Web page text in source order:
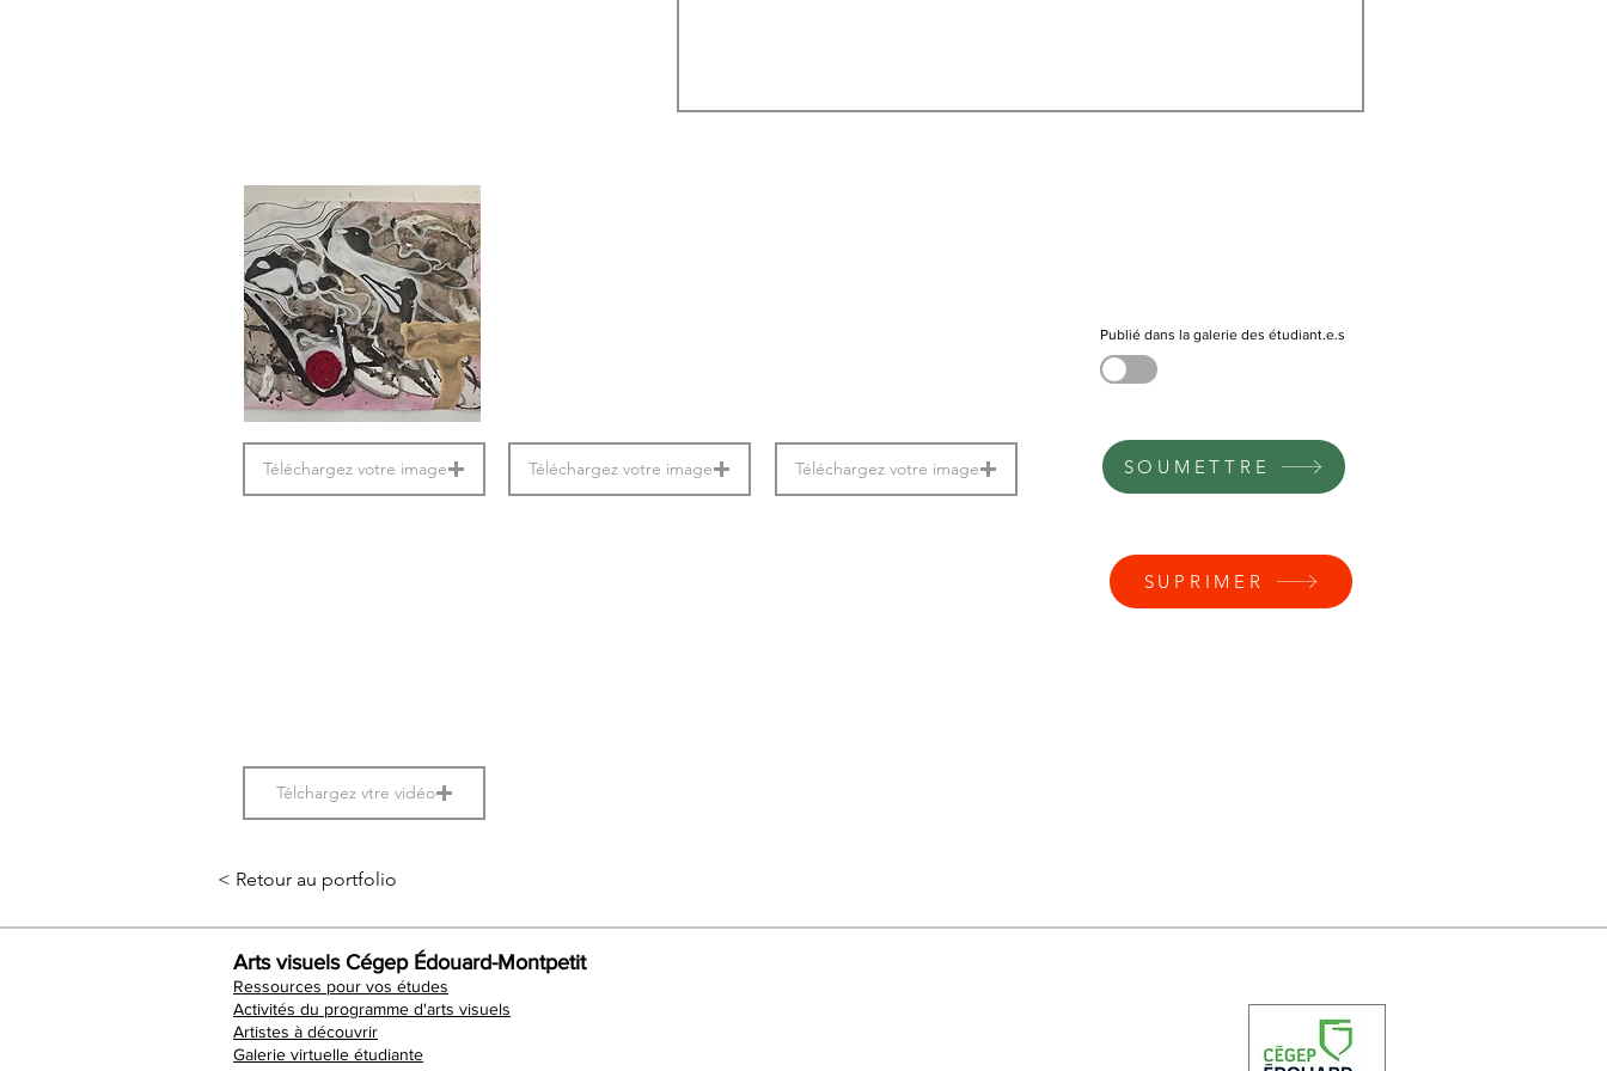
Téléchargez votre image Téléchargez votre image Téléchargez votre image
Publié dans la galerie des étudiant.e.s
SOUMETTRE
SUPRIMER
Télchargez vtre vidéo
< Retour au portfolio
Arts visuels Cégep Édouard-Montpetit
Ressources pour vos études
Activités du programme d'arts visuels
Artistes à découvrir
Galerie virtuelle étudiante